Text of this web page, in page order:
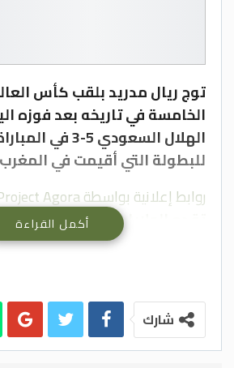
توج ريال مدريد بلقب كأس
الخامسة في تاريخه بعد فوزه
الهلال السعودي 5-3
للبطولة التي أقيمت في
روابط إعلانية بواسطة Project Agora
تقدم الولايات المتحدة أفضل
العيش- إبدأ بإجراءات هجرتك
قد تفاجئك تكلفة زراعة الأسنان
ليوم واحد زراعة الاسنان في تركيا
وعلى ملعب مولاي عبد الله في
أكمل القراءة
شارك